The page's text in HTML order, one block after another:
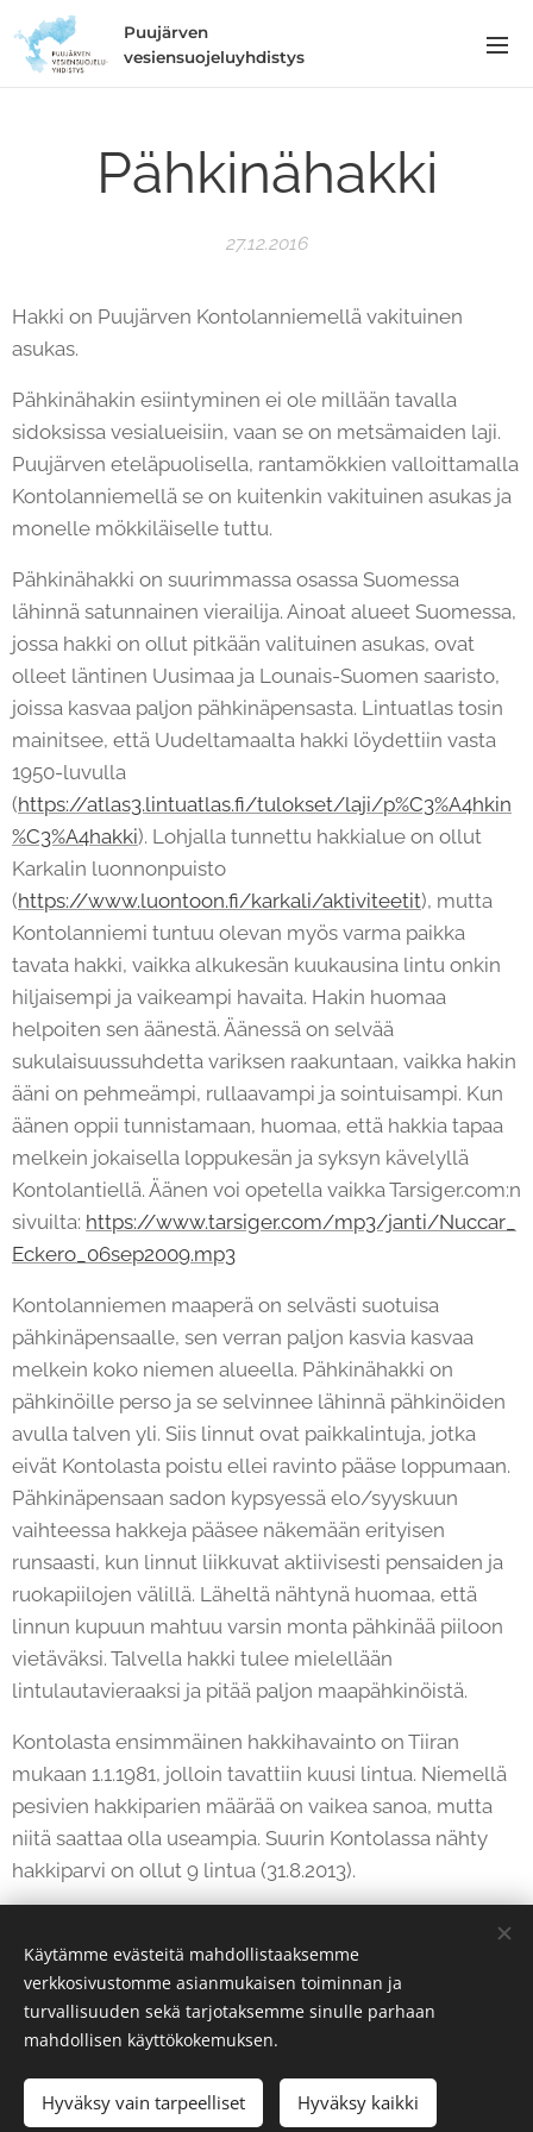
Puujärven
vesiensuojeluyhdistys
Pähkinähakki
27.12.2016
Hakki on Puujärven Kontolanniemellä vakituinen
asukas.
Pähkinähakin esiintyminen ei ole millään tavalla
sidoksissa vesialueisiin, vaan se on metsämaiden laji.
Puujärven eteläpuolisella, rantamökkien valloittamalla
Kontolanniemellä se on kuitenkin vakituinen asukas ja
monelle mökkiläiselle tuttu.
Pähkinähakki on suurimmassa osassa Suomessa
lähinnä satunnainen vierailija. Ainoat alueet Suomessa,
jossa hakki on ollut pitkään valituinen asukas, ovat
olleet läntinen Uusimaa ja Lounais-Suomen saaristo,
joissa kasvaa paljon pähkinäpensasta. Lintuatlas tosin
mainitsee, että Uudeltamaalta hakki löydettiin vasta
1950-luvulla
(https://atlas3.lintuatlas.fi/tulokset/laji/p%C3%A4hkin
%C3%A4hakki). Lohjalla tunnettu hakkialue on ollut
Karkalin luonnonpuisto
(https://www.luontoon.fi/karkali/aktiviteetit), mutta
Kontolanniemi tuntuu olevan myös varma paikka
tavata hakki, vaikka alkukesän kuukausina lintu onkin
hiljaisempi ja vaikeampi havaita. Hakin huomaa
helpoiten sen äänestä. Äänessä on selvää
sukulaisuussuhdetta variksen raakuntaan, vaikka hakin
ääni on pehmeämpi, rullaavampi ja sointuisampi. Kun
äänen oppii tunnistamaan, huomaa, että hakkia tapaa
melkein jokaisella loppukesän ja syksyn kävelyllä
Kontolantiellä. Äänen voi opetella vaikka Tarsiger.com:n
sivuilta: https://www.tarsiger.com/mp3/janti/Nuccar_
Eckero_06sep2009.mp3
Kontolanniemen maaperä on selvästi suotuisa
pähkinäpensaalle, sen verran paljon kasvia kasvaa
melkein koko niemen alueella. Pähkinähakki on
pähkinöille perso ja se selvinnee lähinnä pähkinöiden
avulla talven yli. Siis linnut ovat paikkalintuja, jotka
eivät Kontolasta poistu ellei ravinto pääse loppumaan.
Pähkinäpensaan sadon kypsyessä elo/syyskuun
vaihteessa hakkeja pääsee näkemään erityisen
runsaasti, kun linnut liikkuvat aktiivisesti pensaiden ja
ruokapiilojen välillä. Läheltä nähtynä huomaa, että
linnun kupuun mahtuu varsin monta pähkinää piiloon
vietäväksi. Talvella hakki tulee mielellään
lintulautavieraaksi ja pitää paljon maapähkinöistä.
Kontolasta ensimmäinen hakkihavainto on Tiiran
mukaan 1.1.1981, jolloin tavattiin kuusi lintua. Niemellä
pesivien hakkiparien määrää on vaikea sanoa, mutta
niitä saattaa olla useampia. Suurin Kontolassa nähty
hakkiparvi on ollut 9 lintua (31.8.2013).
Share
Evästeet
Käytämme evästeitä mahdollistaaksemme
verkkosivustomme asianmukaisen toiminnan ja
turvallisuuden sekä tarjotaksemme sinulle parhaan
mahdollisen käyttökokemuksen.
Hyväksy vain tarpeelliset Hyväksy kaikki